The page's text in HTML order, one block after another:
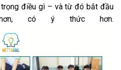
trọng điều gì – và từ đó bắt đầu
có ý thức hơn.